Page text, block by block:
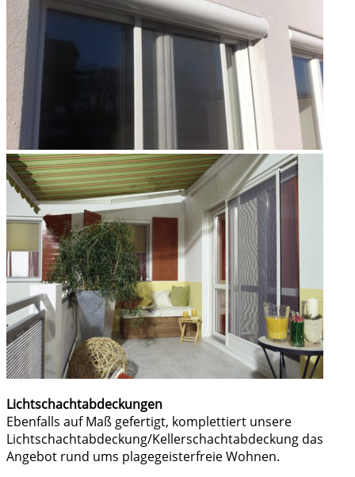
Lichtschachtabdeckungen
Ebenfalls auf Maß gefertigt, komplettiert unsere
Lichtschachtabdeckung/Kellerschachtabdeckung das
Angebot rund ums plagegeisterfreie Wohnen.